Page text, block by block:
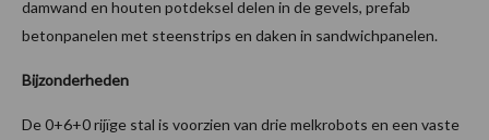
damwand en houten potdeksel delen in de gevels, prefab
betonpanelen met steenstrips en daken in sandwichpanelen.
Bijzonderheden
De 0+6+0 rijïge stal is voorzien van drie melkrobots en een vaste